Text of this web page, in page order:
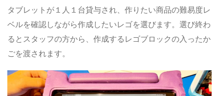
タブレットが１人１台貸与され、作りたい商品の難易度レ
ベルを確認しながら作成したいレゴを選びます。選び終わ
るとスタッフの方から、作成するレゴブロックの入ったか
ごを渡されます。